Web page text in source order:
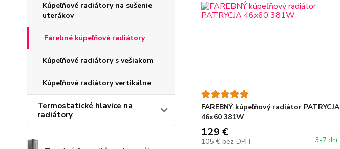
Kúpeľňové radiátory na sušenie
uterákov
Farebné kúpeľňové radiátory
Kúpeľňové radiátory s vešiakom
Kúpeľňové radiátory vertikálne
Termostatické hlavice na
radiátory
FAREBNÝ kúpeľňový radiátor PATRYCJA
46x60 381W
129 €
105 € bez DPH 3-7 dní